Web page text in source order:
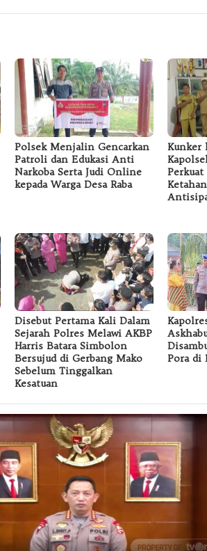
Polsek Menjalin Gencarkan
Patroli dan Edukasi Anti
Narkoba Serta Judi Online
kepada Warga Desa Raba
Kunker
Disebut Pertama Kali Dalam
Sejarah Polres Melawi AKBP
Harris Batara Simbolon
Bersujud di Gerbang Mako
Sebelum Tinggalkan
Kesatuan
Pora di